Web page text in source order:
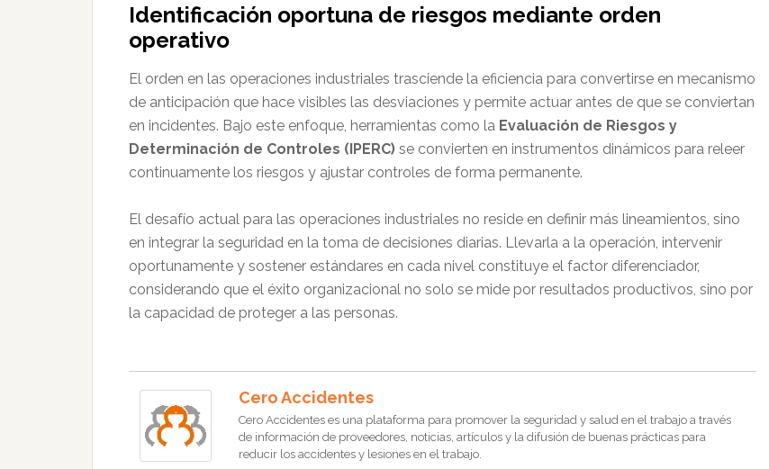
Identificación oportuna de riesgos mediante orden
operativo
El orden en las operaciones industriales trasciende la eficiencia para convertirse en mecanismo
de anticipación que hace visibles las desviaciones y permite actuar antes de que se conviertan
en incidentes. Bajo este enfoque, herramientas como la Evaluación de Riesgos y
Determinación de Controles (IPERC) se convierten en instrumentos dinámicos para releer
continuamente los riesgos y ajustar controles de forma permanente.
El desafío actual para las operaciones industriales no reside en definir más lineamientos, sino
en integrar la seguridad en la toma de decisiones diarias. Llevarla a la operación, intervenir
oportunamente y sostener estándares en cada nivel constituye el factor diferenciador,
considerando que el éxito organizacional no solo se mide por resultados productivos, sino por
la capacidad de proteger a las personas.
Cero Accidentes
Cero Accidentes es una plataforma para promover la seguridad y salud en el trabajo a través
de información de proveedores, noticias, artículos y la difusión de buenas prácticas para
reducir los accidentes y lesiones en el trabajo.